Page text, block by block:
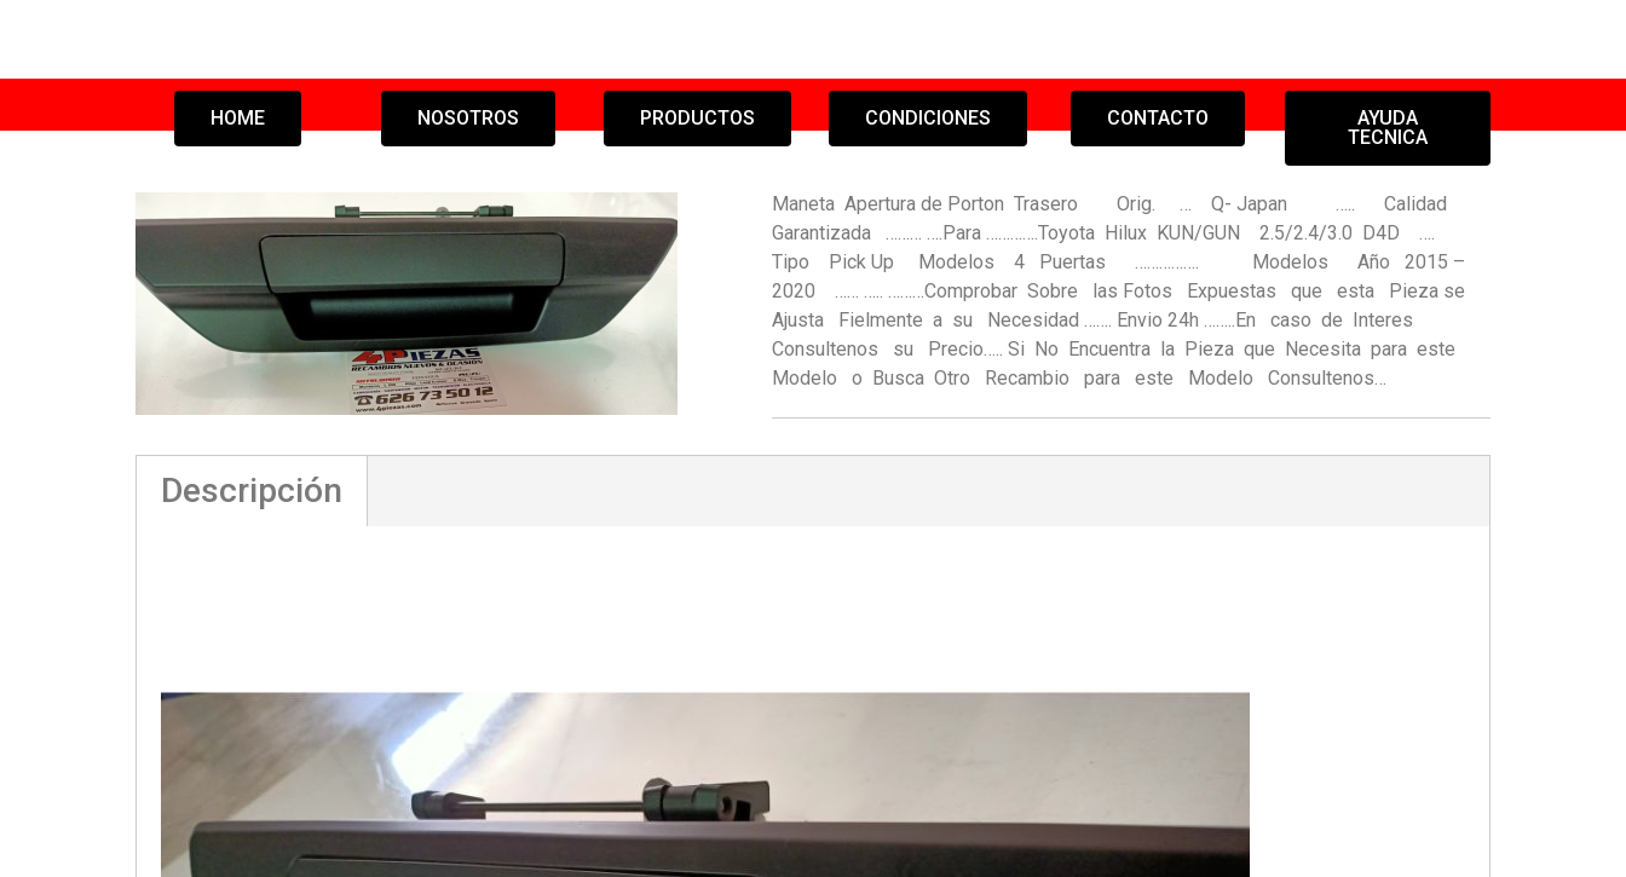
HOME NOSOTROS PRODUCTOS CONDICIONES CONTACTO
AYUDA
TECNICA
Maneta Apertura de Porton Trasero Orig. … Q- Japan ….. Calidad
Garantizada ……… ….Para ………….Toyota Hilux KUN/GUN 2.5/2.4/3.0 D4D ….
Tipo Pick Up Modelos 4 Puertas ……………. Modelos Año 2015 –
2020 …… ….. ………Comprobar Sobre las Fotos Expuestas que esta Pieza se
Ajusta Fielmente a su Necesidad ……. Envio 24h ……..En caso de Interes
Consultenos su Precio….. Si No Encuentra la Pieza que Necesita para este
Modelo o Busca Otro Recambio para este Modelo Consultenos…
Descripción